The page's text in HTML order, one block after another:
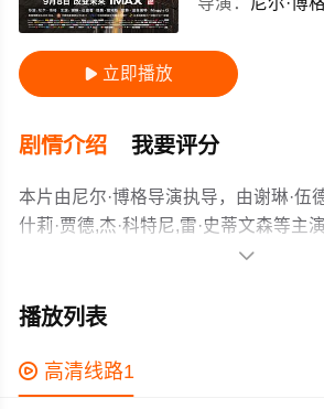
 立即播放
剧情介绍 我要评分
本片由尼尔·博格导演执导，由谢琳·伍
什莉·贾德,杰·科特尼,雷·史蒂文森等主
伏、扣人心弦，领广大科幻片爱好者和
消失，幸存的人类聚集在破败的芝加
派、无畏派、友好派和博学派。每个派
社会职责，他们通力合作促进这个世界
作为一部 上映的科幻电影，在当期同类
定的看点，在演员表现和剧情架构上也

播放列表
 高清线路1